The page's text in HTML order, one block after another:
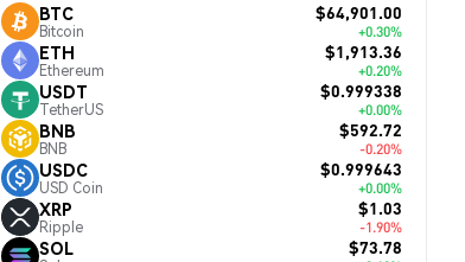
BTC
Bitcoin
$64,901.00
+0.30%
ETH
Ethereum
$1,913.36
+0.20%
USDT
TetherUS
$0.999338
+0.00%
BNB
BNB
$592.72
-0.20%
USDC
USD Coin
$0.999643
+0.00%
XRP
Ripple
$1.03
-1.90%
SOL $73.78